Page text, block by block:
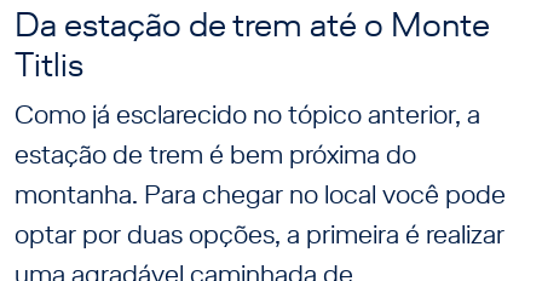
Da estação de trem até o Monte
Titlis
Como já esclarecido no tópico anterior, a
estação de trem é bem próxima do
montanha. Para chegar no local você pode
optar por duas opções, a primeira é realizar